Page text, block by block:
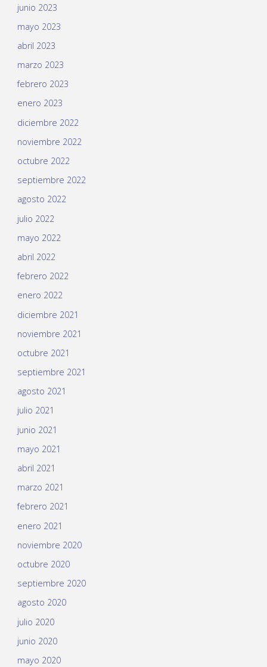
junio 2023
mayo 2023
abril 2023
marzo 2023
febrero 2023
enero 2023
diciembre 2022
noviembre 2022
octubre 2022
septiembre 2022
agosto 2022
julio 2022
mayo 2022
abril 2022
febrero 2022
enero 2022
diciembre 2021
noviembre 2021
octubre 2021
septiembre 2021
agosto 2021
julio 2021
junio 2021
mayo 2021
abril 2021
marzo 2021
febrero 2021
enero 2021
noviembre 2020
octubre 2020
septiembre 2020
agosto 2020
julio 2020
junio 2020
mayo 2020